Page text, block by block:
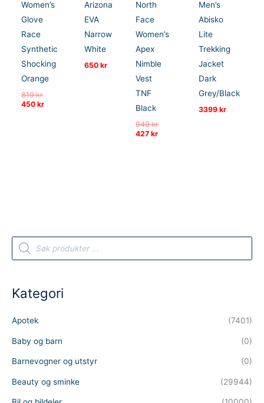
Women’s
Glove
Race
Synthetic
Shocking
Orange
819krOpprinnelig
pris
450krNåværende
Arizona
EVA
Narrow
White
650kr
North
Face
Women’s
Apex
Nimble
Vest
TNF
Black
949krOpprinnelig
427krNåværende
Men’s
Abisko
Lite
Trekking
Jacket
Dark
Grey/Black
3399kr
P
d
t
s
s
a
r
h
Kategori
Apotek (7401)
Baby og barn (0)
Barnevogner og utstyr (0)
Beauty og sminke (29944)